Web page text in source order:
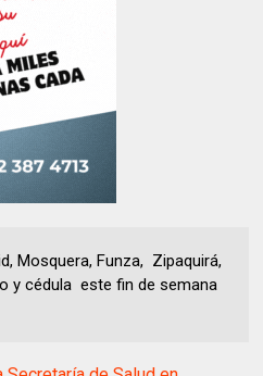
Mosquera, Funza, Zipaquirá,
y cédula este fin de semana